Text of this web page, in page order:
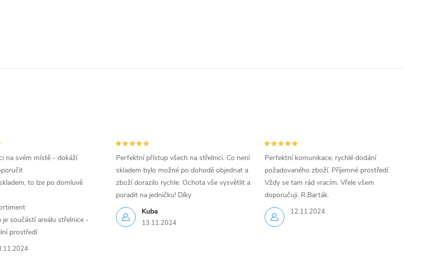
na svém místě - dokáží
to lze po domluvě
je součástí areálu střelnice -
prostředí
Kuba
13.11.2024
Perfektní přístup všech na střelnici. Co není
skladem bylo možné po dohodě objednat a
zboží dorazilo rychle. Ochota vše vysvětlit a
poradit na jedničku! Díky
12.11.2024
Perfektní komunikace, rychlé dodání
požadovaného zboží. Příjemné prostředí.
Vždy se tam rád vracím. Vřele všem
doporučuji. R.Barták.